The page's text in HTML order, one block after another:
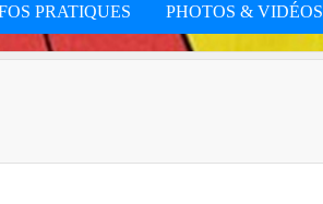
PRATIQUES PHOTOS & VIDÉOS